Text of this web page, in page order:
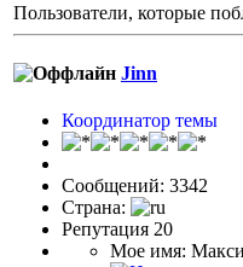
Пользователи, которые
Jinn
Координатор темы
Сообщений: 3342
Страна:
Репутация 20
Мое имя: